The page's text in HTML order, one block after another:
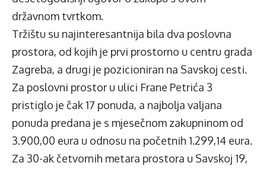
državnom tvrtkom.
Tržištu su najinteresantnija bila dva poslovna
prostora, od kojih je prvi prostorno u centru grada
Zagreba, a drugi je pozicioniran na Savskoj cesti.
Za poslovni prostor u ulici Frane Petrića 3
pristiglo je čak 17 ponuda, a najbolja valjana
ponuda predana je s mjesečnom zakupninom od
3.900,00 eura u odnosu na početnih 1.299,14 eura.
Za 30-ak četvornih metara prostora u Savskoj 19,